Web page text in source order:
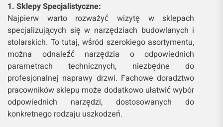
1. Sklepy Specjalistyczne:
Najpierw warto rozważyć wizytę w sklepach
specjalizujących się w narzędziach budowlanych i
stolarskich. To tutaj, wśród szerokiego asortymentu,
można odnaleźć narzędzia o odpowiednich
parametrach technicznych, niezbędne do
profesjonalnej naprawy drzwi. Fachowe doradztwo
pracowników sklepu może dodatkowo ułatwić wybór
odpowiednich narzędzi, dostosowanych do
konkretnego rodzaju uszkodzeń.